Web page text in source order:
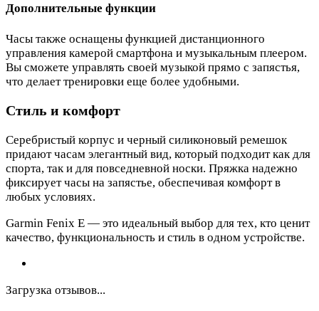
Дополнительные функции
Часы также оснащены функцией дистанционного
управления камерой смартфона и музыкальным плеером.
Вы сможете управлять своей музыкой прямо с запястья,
что делает тренировки еще более удобными.
Стиль и комфорт
Серебристый корпус и черный силиконовый ремешок
придают часам элегантный вид, который подходит как для
спорта, так и для повседневной носки. Пряжка надежно
фиксирует часы на запястье, обеспечивая комфорт в
любых условиях.
Garmin Fenix E — это идеальный выбор для тех, кто ценит
качество, функциональность и стиль в одном устройстве.
Загрузка отзывов...